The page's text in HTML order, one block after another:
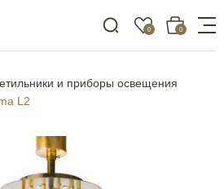
0 0
и приборы освещения
L2